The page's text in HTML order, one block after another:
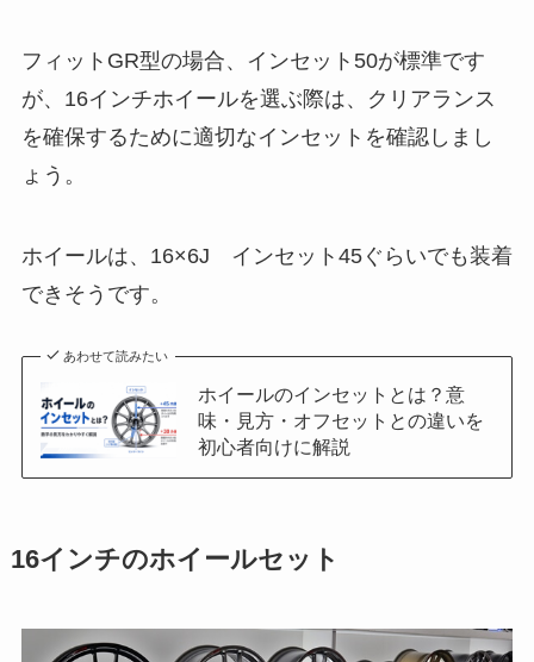
フィットGR型の場合、インセット50が標準です
が、16インチホイールを選ぶ際は、クリアランス
を確保するために適切なインセットを確認しまし
ょう。
ホイールは、16×6J インセット45ぐらいでも装着
できそうです。
あわせて読みたい
ホイールのインセットとは？意
味・見方・オフセットとの違いを
初心者向けに解説
16インチのホイールセット